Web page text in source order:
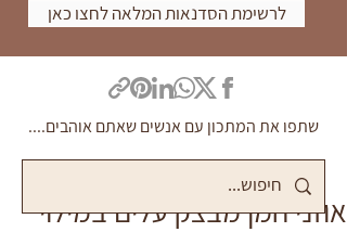
לרשימת הסדנאות המלאה לחצו כאן
שתפו את המתכון עם אנשים שאתם אוהבים....
אוזני המן מבצק עלים במילוי